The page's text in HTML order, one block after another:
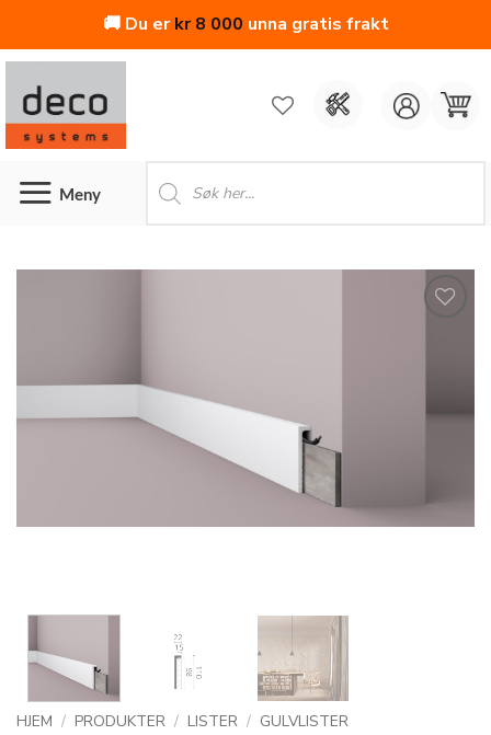
🚚 Du erkr8 000 unna gratis frakt
Skip
content
search
HJEM / PRODUKTER / LISTER / GULVLISTER